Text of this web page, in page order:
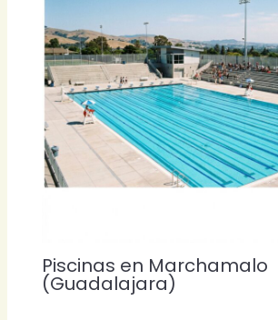
Piscinas en Marchamalo
(Guadalajara)